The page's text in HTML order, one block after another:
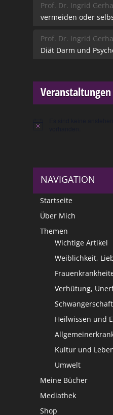
Prof. Dr. Ingrid
vermeiden oder
Prof. Dr. Ingrid
Diät Darm und
Veranstaltungen
Hinweis
NAVIGATION
Startseite
Über Mich
Themen
Wichtige Artikel
Weiblichkeit,
Verhütung,
Heilwissen und
Kultur und
Umwelt
Meine Bücher
Mediathek
Shop